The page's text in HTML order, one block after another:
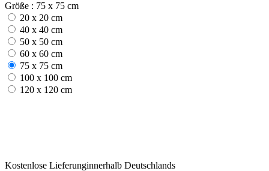
Größe : 75 x 75 cm
20 x 20 cm
40 x 40 cm
50 x 50 cm
60 x 60 cm
75 x 75 cm
100 x 100 cm
120 x 120 cm
Kostenlose Lieferunginnerhalb Deutschlands